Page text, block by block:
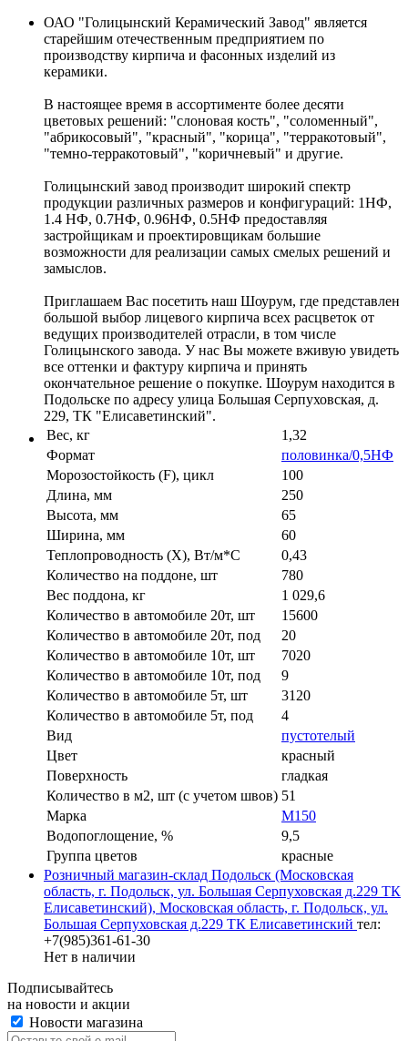
ОАО "Голицынский Керамический Завод" является
старейшим отечественным предприятием по
производству кирпича и фасонных изделий из
керамики.
В настоящее время в ассортименте более десяти
цветовых решений: "слоновая кость", "соломенный",
"абрикосовый", "красный", "корица", "терракотовый",
"темно-терракотовый", "коричневый" и другие.
Голицынский завод производит широкий спектр
продукции различных размеров и конфигураций: 1НФ,
1.4 НФ, 0.7НФ, 0.96НФ, 0.5НФ предоставляя
застройщикам и проектировщикам большие
возможности для реализации самых смелых решений и
замыслов.
Приглашаем Вас посетить наш Шоурум, где представлен
большой выбор лицевого кирпича всех расцветок от
ведущих производителей отрасли, в том числе
Голицынского завода. У нас Вы можете вживую увидеть
все оттенки и фактуру кирпича и принять
окончательное решение о покупке. Шоурум находится в
Подольске по адресу улица Большая Серпуховская, д.
229, ТК "Елисаветинский".
Вес, кг
1,32
Формат
половинка/0,5НФ
Морозостойкость (F), цикл
100
Длина, мм
250
Высота, мм
65
Ширина, мм
60
Теплопроводность (X), Вт/м*С
0,43
Количество на поддоне, шт
780
Вес поддона, кг
1 029,6
Количество в автомобиле 20т, шт
15600
Количество в автомобиле 20т, под
20
Количество в автомобиле 10т, шт
7020
Количество в автомобиле 10т, под
9
Количество в автомобиле 5т, шт
3120
Количество в автомобиле 5т, под
4
Вид
пустотелый
Цвет
красный
Поверхность
гладкая
Количество в м2, шт (с учетом швов) 51
Марка
М150
Водопоглощение, %
9,5
Группа цветов
красные
Розничный магазин-склад Подольск (Московская
область, г. Подольск, ул. Большая Серпуховская д.229 ТК
Елисаветинский), Московская область, г. Подольск, ул.
Большая Серпуховская д.229 ТК Елисаветинский тел:
+7(985)361-61-30
Нет в наличии
Подписывайтесь
на новости и акции
Новости магазина